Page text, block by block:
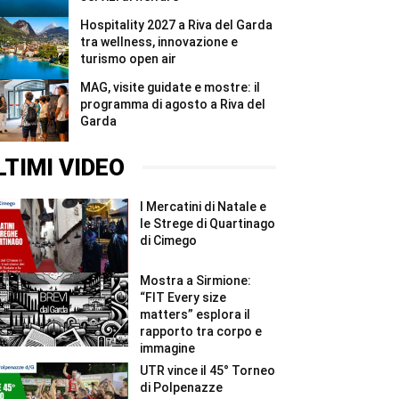
Hospitality 2027 a Riva del Garda
tra wellness, innovazione e
turismo open air
MAG, visite guidate e mostre: il
programma di agosto a Riva del
Garda
VIDEO
I Mercatini di Natale e
le Strege di Quartinago
di Cimego
Mostra a Sirmione:
“FIT Every size
matters” esplora il
rapporto tra corpo e
immagine
UTR vince il 45° Torneo
di Polpenazze